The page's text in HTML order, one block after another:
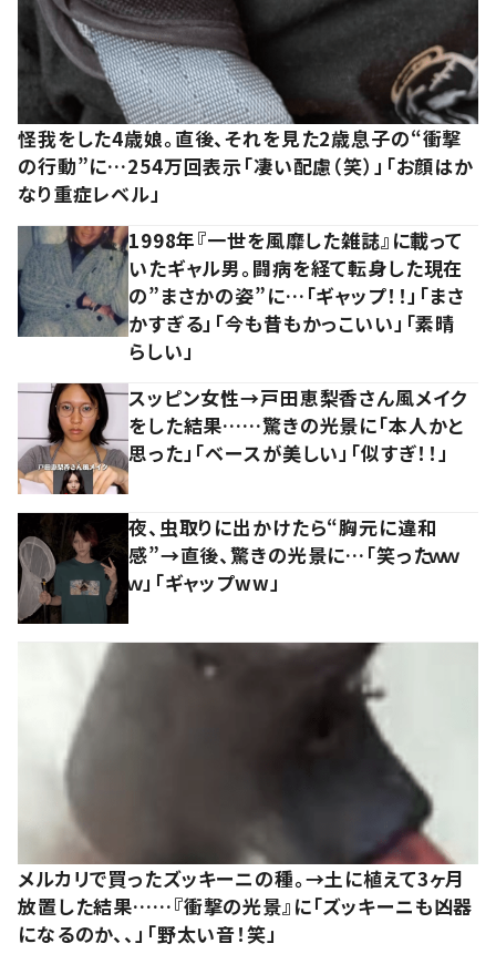
怪我をした4歳娘。直後、それを見た2歳息子の“衝撃
の行動”に…254万回表示「凄い配慮（笑）」「お顔はか
なり重症レベル」
1998年『一世を風靡した雑誌』に載って
いたギャル男。闘病を経て転身した現在
の”まさかの姿”に…「ギャップ！！」「まさ
かすぎる」「今も昔もかっこいい」「素晴
らしい」
スッピン女性→戸田恵梨香さん風メイク
をした結果……驚きの光景に「本人かと
思った」「ベースが美しい」「似すぎ！！」
夜、虫取りに出かけたら“胸元に違和
感”→直後、驚きの光景に…「笑ったｗｗ
ｗ」「ギャップww」
メルカリで買ったズッキーニの種。→土に植えて3ヶ月
放置した結果……『衝撃の光景』に「ズッキーニも凶器
になるのか、、」「野太い音！笑」